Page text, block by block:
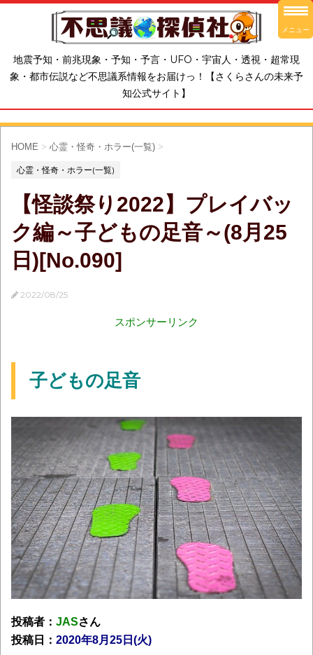
地震予知・前兆現象・予知・予言・UFO・宇宙人・透視・超常現
象・都市伝説など不思議系情報をお届けっ！【さくらさんの未来予
知公式サイト】
HOME > 心霊・怪奇・ホラー(一覧) >
心霊・怪奇・ホラー(一覧)
【怪談祭り2022】プレイバッ
ク編～子どもの足音～(8月25
日)[No.090]
2022/08/25
スポンサーリンク
子どもの足音
投稿者： JASさん
投稿日： 2020年8月25日(火)
メニュー